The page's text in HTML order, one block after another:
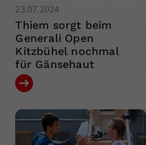
23.07.2024
Thiem sorgt beim
Generali Open
Kitzbühel nochmal
für Gänsehaut